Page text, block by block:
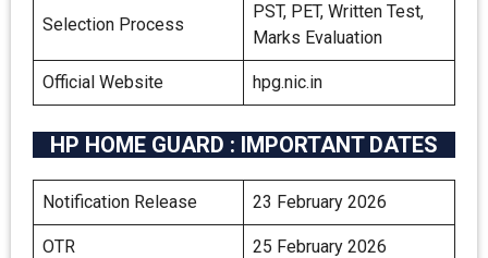
Selection Process
PST, PET, Written Test,
Marks Evaluation
Official Website hpg.nic.in
HP HOME GUARD : IMPORTANT DATES
Notification Release 23 February 2026
OTR 25 February 2026